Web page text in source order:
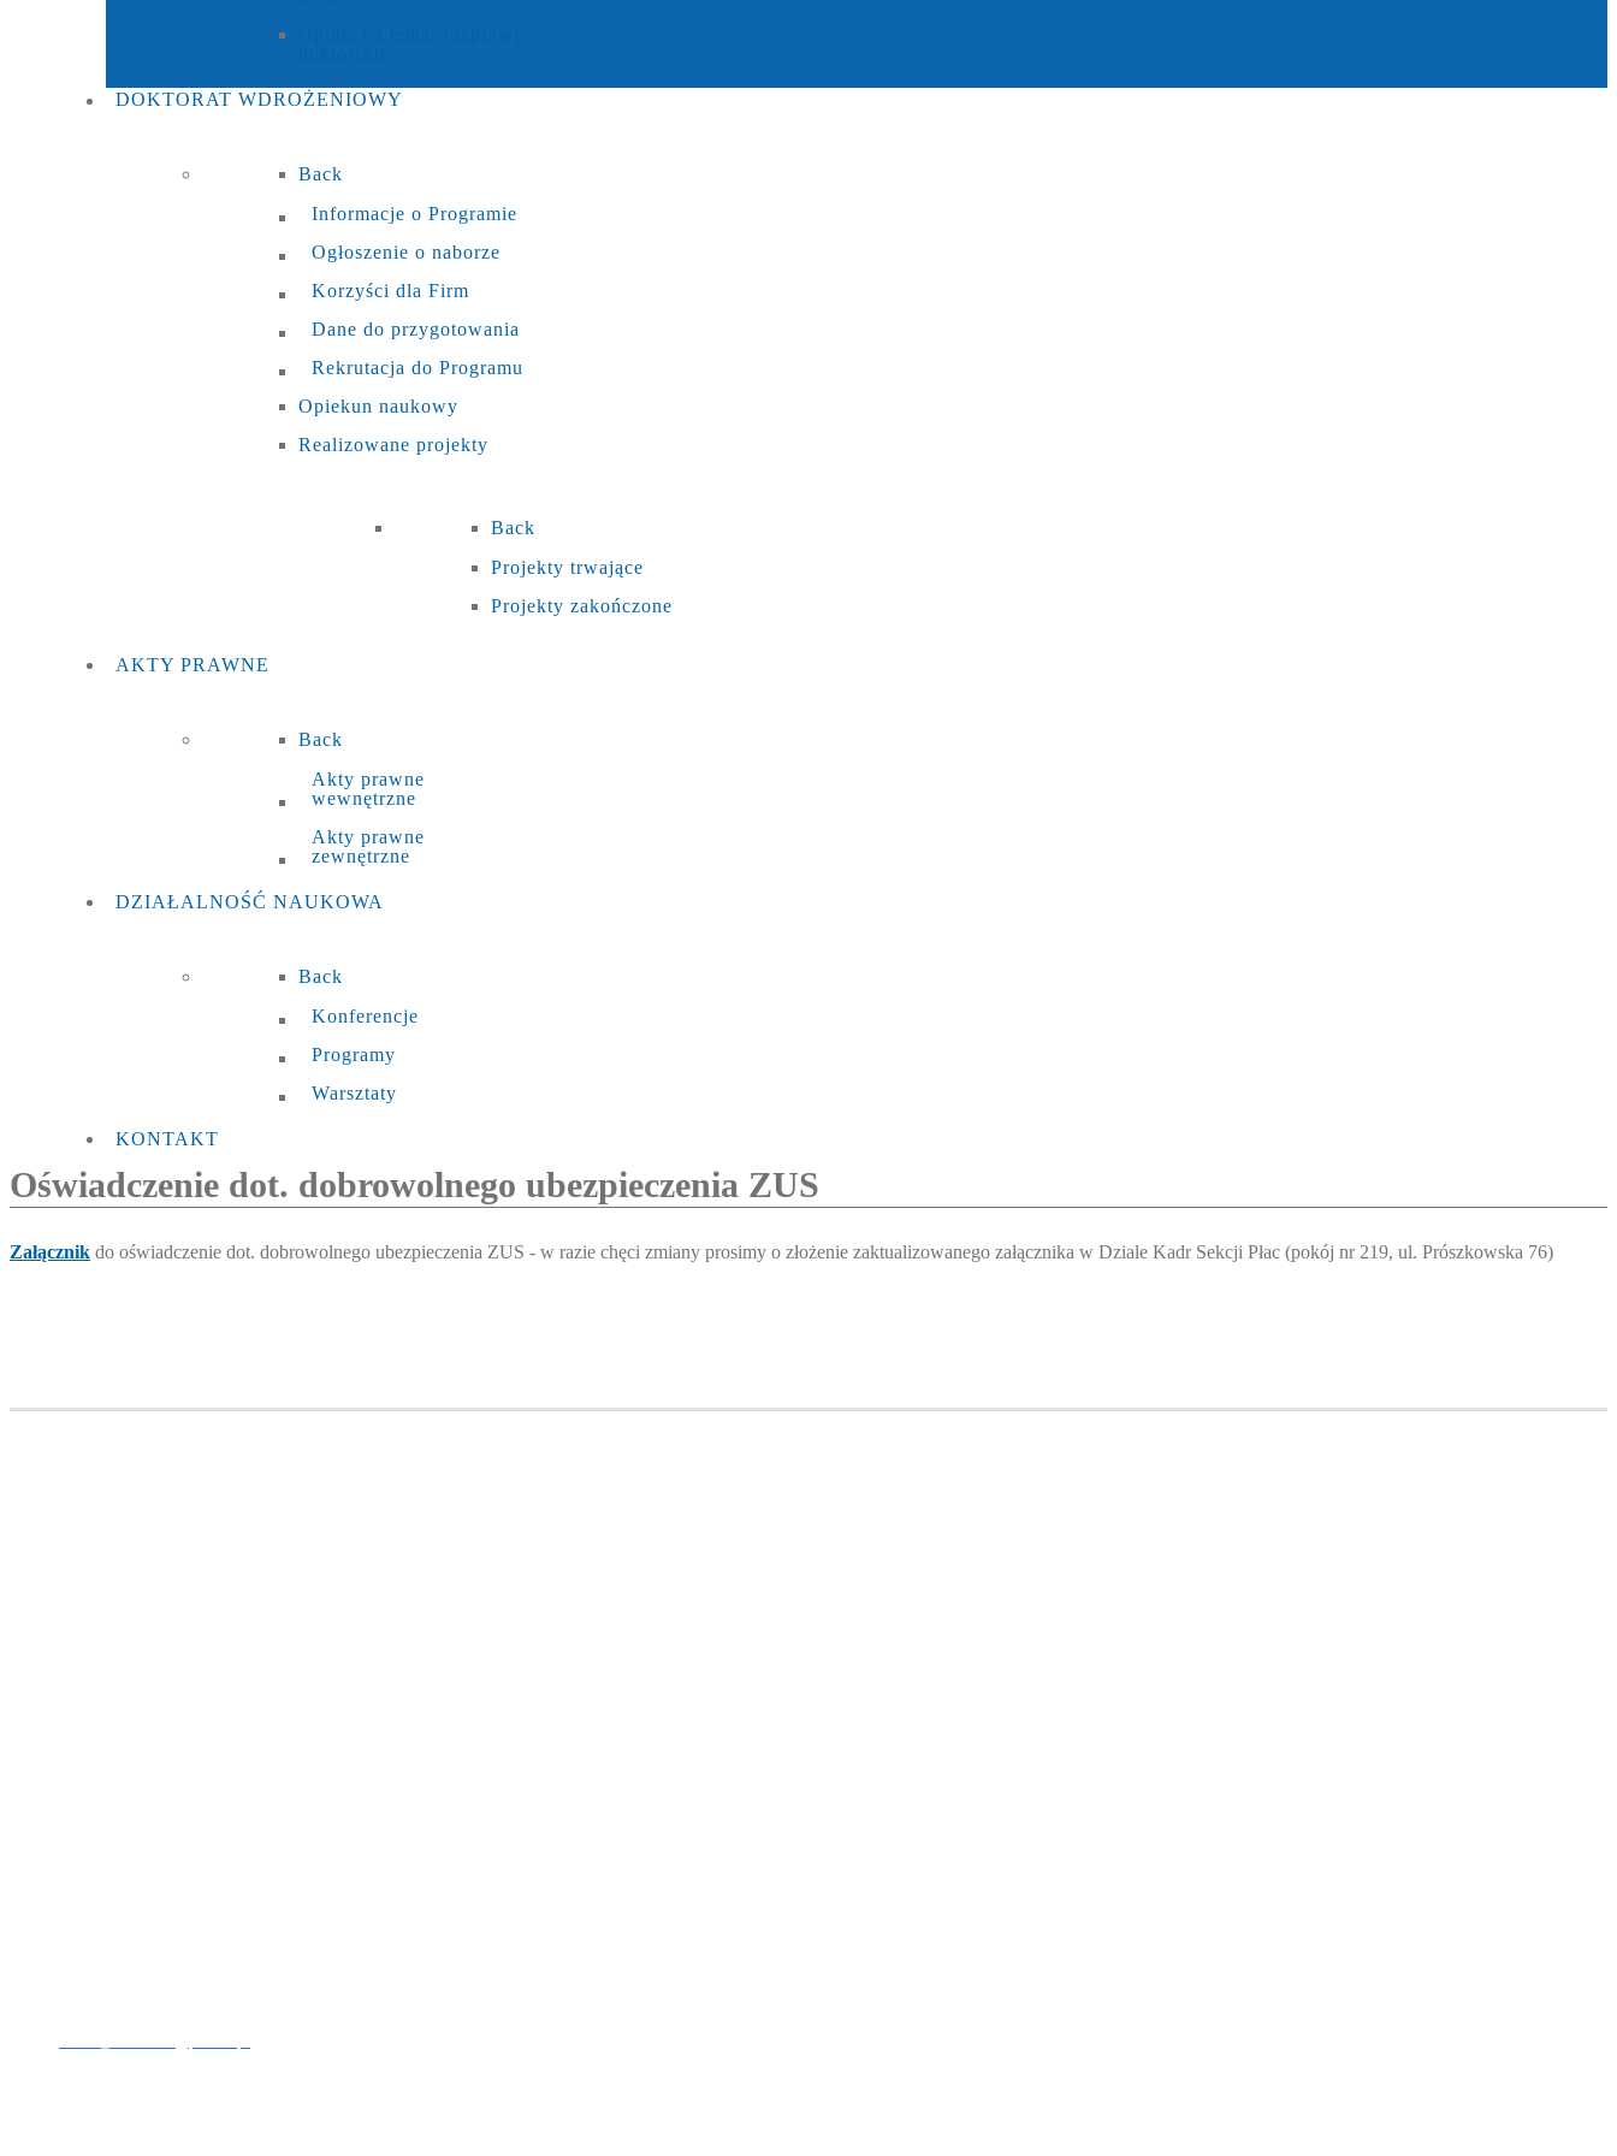
DOKTORAT WDROŻENIOWY
Back
Informacje o Programie
Ogłoszenie o naborze
Korzyści dla Firm
Dane do przygotowania
Rekrutacja do Programu
Opiekun naukowy
Realizowane projekty
Back
Projekty trwające
Projekty zakończone
AKTY PRAWNE
Back
Akty prawne
wewnętrzne
Akty prawne
zewnętrzne
DZIAŁALNOŚĆ NAUKOWA
Back
Konferencje
Programy
Warsztaty
KONTAKT
Oświadczenie dot. dobrowolnego ubezpieczenia ZUS
Załącznik do oświadczenie dot. dobrowolnego ubezpieczenia ZUS - w razie chęci zmiany prosimy o złożenie zaktualizowanego załącznika w Dziale Kadr Sekcji Płac (pokój nr 219, ul. Prószkowska 76)